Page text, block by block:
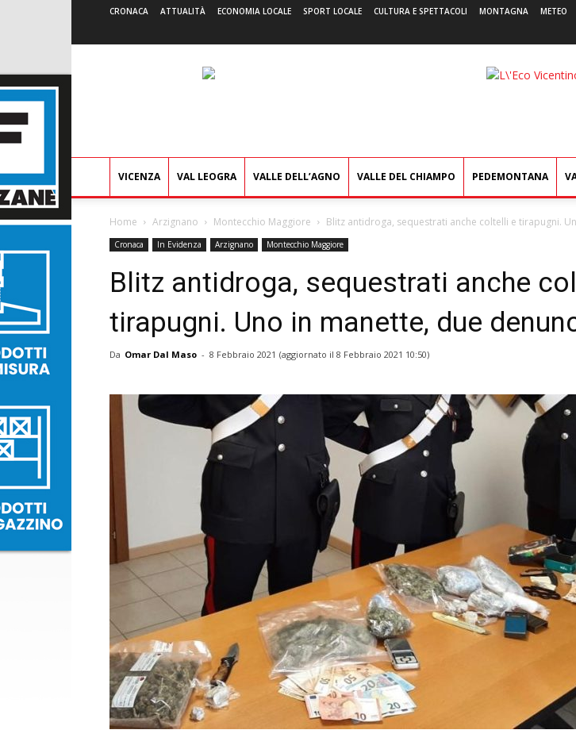
CRONACA ATTUALITÀ ECONOMIA LOCALE SPORT LOCALE CULTURA E SPETTACOLI MONTAGNA METEO
L'Eco
VICENZA VAL LEOGRA VALLE DELL’AGNO VALLE DEL CHIAMPO PEDEMONTANA
Home Arzignano Montecchio Maggiore Blitz antidroga, sequestrati anche coltelli e tirapugni.
Cronaca In Evidenza Arzignano Montecchio Maggiore
Blitz antidroga, sequestrati anche
tirapugni. Uno in manette, due
Da Omar Dal Maso - 8 Febbraio 2021 (aggiornato il 8 Febbraio 2021 10:50)